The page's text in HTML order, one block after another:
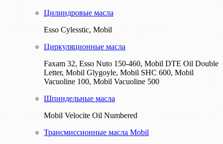
Цилиндровые масла
Esso Cylesstic, Mobil
Циркуляционные масла
Faxam 32, Esso Nuto 150-460, Mobil DTE Oil Double
Letter, Mobil Glygoyle, Mobil SHC 600, Mobil
Vacuoline 100, Mobil Vacuoline 500
Шпиндельные масла
Mobil Velocite Oil Numbered
Трансмиссионные масла Mobil